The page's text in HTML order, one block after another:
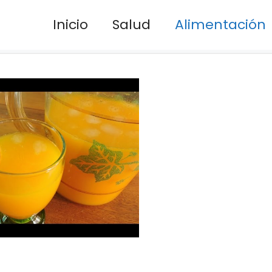
Inicio Salud Alimentación